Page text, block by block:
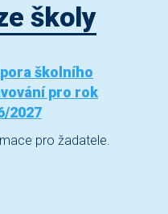
školy
školního
pro rok
2027
pro žadatele.